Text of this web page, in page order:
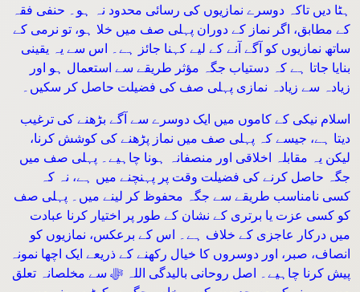
ہٹا دیں تاکہ دوسرے نمازیوں کی رسائی محدود نہ ہو۔ حنفی فقہ
کے مطابق، اگر نماز کے دوران پہلی صف میں خلا ہو، تو نرمی کے
ساتھ نمازیوں کو آگے آنے کے لیے کہنا جائز ہے۔ اس سے یہ یقینی
بنایا جاتا ہے کہ دستیاب جگہ مؤثر طریقے سے استعمال ہو اور
زیادہ سے زیادہ نمازی پہلی صف کی فضیلت حاصل کر سکیں۔
اسلام نیکی کے کاموں میں ایک دوسرے سے آگے بڑھنے کی ترغیب
دیتا ہے، جیسے کہ پہلی صف میں نماز پڑھنے کی کوشش کرنا،
لیکن یہ مقابلہ اخلاقی اور منصفانہ ہونا چاہیے۔ پہلی صف میں
جگہ حاصل کرنے کی فضیلت وقت پر پہنچنے میں ہے، نہ کہ
کسی نامناسب طریقے سے جگہ محفوظ کر لینے میں۔ پہلی صف
کو کسی عزت یا برتری کے نشان کے طور پر اختیار کرنا عبادت
میں درکار عاجزی کے خلاف ہے۔ اس کے برعکس، نمازیوں کو
انصاف، صبر، اور دوسروں کا خیال رکھنے کے ذریعے ایک اچھا نمونہ
پیش کرنا چاہیے۔ اصل روحانی بالیدگی اللہ ﷻ سے مخلصانہ تعلق